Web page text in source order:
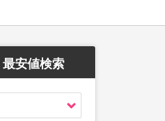
安値検索